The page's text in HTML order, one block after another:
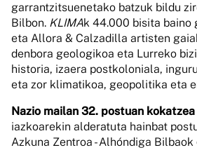
garrantzitsuenetako batzuk bildu
Bilbon. KLIMAk 44.000 bisita baino
eta Allora & Calzadilla artisten
denbora geologikoa eta Lurreko
historia, izaera postkoloniala,
eta zor klimatikoa, geopolitika eta
Nazio mailan 32. postuan
iazkoarekin alderatuta hainbat
Azkuna Zentroa - Alhóndiga Bilbaok